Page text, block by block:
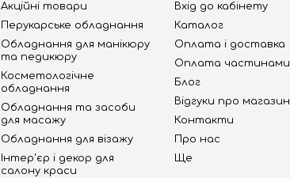
Акційні товари
Перукарське обладнання
Обладнання для манікюру
та педикюру
Косметологічне
обладнання
Обладнання та засоби
для масажу
Обладнання для візажу
Інтер'єр і декор для
салону краси
Вхід до кабінету
Каталог
Оплата і доставка
Оплата частинами
Блог
Відгуки про магазин
Контакти
Про нас
Ще